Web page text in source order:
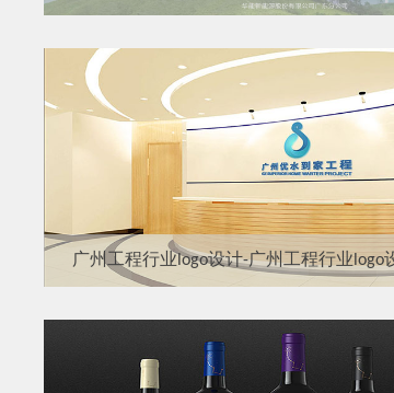
广州工程行业logo设计-广州工程行业logo